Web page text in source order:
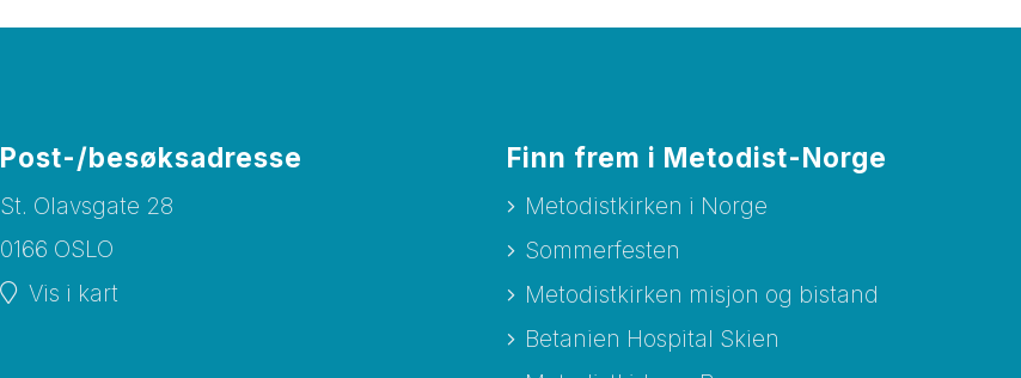
Post-/besøksadresse
St. Olavsgate 28
0166 OSLO
Vis i kart
Finn frem i Metodist-Norge
Metodistkirken i Norge
Sommerfesten
Metodistkirken misjon og bistand
Betanien Hospital Skien